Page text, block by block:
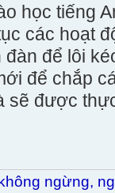
học tiếng
các hoạt
để lôi
để chắp
sẽ được
ngừng,